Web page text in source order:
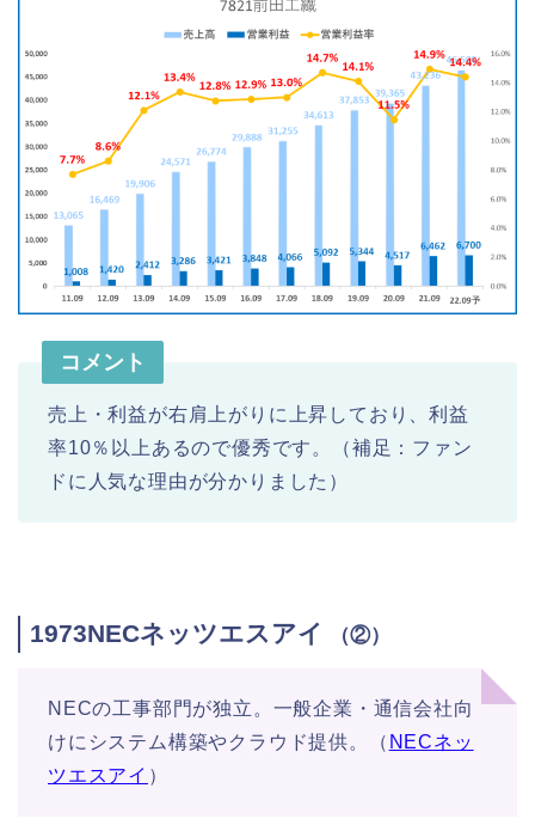
コメント
売上・利益が右肩上がりに上昇しており、利益
率10％以上あるので優秀です。（補足：ファン
ドに人気な理由が分かりました）
1973NECネッツエスアイ （②）
NECの工事部門が独立。一般企業・通信会社向
けにシステム構築やクラウド提供。（ NECネッ
ツエスアイ ）